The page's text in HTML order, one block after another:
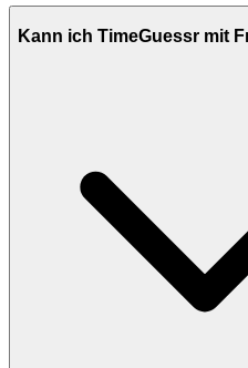
Kann ich TimeGuessr mit